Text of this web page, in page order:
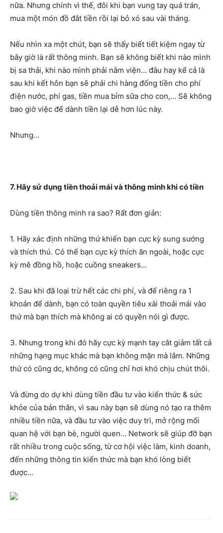
nữa. Nhưng chính vì thế, đôi khi bạn vung tay quá trán,
mua một món đồ đắt tiền rồi lại bỏ xó sau vài tháng.
Nếu nhìn xa một chút, bạn sẽ thấy biết tiết kiệm ngay từ
bây giờ là rất thông minh. Bạn sẽ không biết khi nào mình
bị sa thải, khi nào mình phải nằm viện… đâu hay kể cả là
sau khi kết hôn bạn sẽ phải chi hàng đống tiền cho phí
điện nước, phí gas, tiền mua bỉm sữa cho con,… Sẽ không
bao giờ việc để dành tiền lại dễ hơn lúc này.
Nhưng…
7. Hãy sử dụng tiền thoải mái và thông minh khi có tiền
Dùng tiền thông minh ra sao? Rất đơn giản:
1. Hãy xác định những thứ khiến bạn cực kỳ sung sướng
và thích thú. Có thể bạn cực kỳ thích ăn ngoài, hoặc cực
kỳ mê đồng hồ, hoặc cuồng sneakers…
2. Sau khi đã loại trừ hết các chi phí, và để riêng ra 1
khoản để dành, bạn có toàn quyền tiêu xài thoải mái vào
thứ mà bạn thích mà không ai có quyền nói gì được.
3. Nhưng trong khi đó hãy cực kỳ mạnh tay cắt giảm tất cả
những hạng mục khác mà bạn không mặn mà lắm. Những
thứ có cũng dc, không có cũng chỉ hơi khó chịu chút thôi.
Và đừng do dự khi dùng tiền đầu tư vào kiến thức & sức
khỏe của bản thân, vì sau này bạn sẽ dùng nó tạo ra thêm
nhiều tiền nữa, và đầu tư vào việc duy trì, mở rộng mối
quan hệ với bạn bè, người quen… Network sẽ giúp đỡ bạn
rất nhiều trong cuộc sống, từ cơ hội việc làm, kinh doanh,
đến những thông tin kiến thức mà bạn khó lòng biết
được…